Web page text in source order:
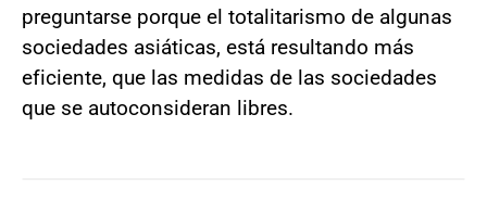
preguntarse porque el totalitarismo de algunas
sociedades asiáticas, está resultando más
eficiente, que las medidas de las sociedades
que se autoconsideran libres.